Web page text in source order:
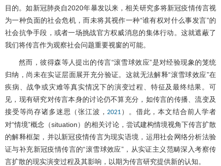
目的。如新冠肺炎自2020年暴发以来，相关研究多将新冠疫情传言视
为一种负面的社会危机，而未将其视作一种“谁有权对什么事发言”的
社会抗争手段，或者一场挑战官方权威消息的集体行动。这就遮蔽了
我们将传言作为观察社会问题重要视窗的可能。
然而，彼得森等人提出的传言“滚雪球效应”是对经验现象的笼统
归纳，尚未在实证层面展开充分验证。这就无法解释“滚雪球效应”在
疾病、战争或灾难等真实情况下的演变过程、特征及最终结果。可
见，现有研究对传言本身的讨论仍不算充分，如传言的传播、流变及
接受等尚存诸多迷思（张江波， 2021 ）。借此，本文结合前人学者
对“情境”概念（situation）的相关讨论，尝试建构情境视角下传言扩散
的解释框架，并以新冠疫情传言为现实语境，运用社会网络分析法验
证与补充新冠疫情传言的“滚雪球效应”，从实证主义范畴深入考察传
言扩散的现实演变过程及其影响，以期为传言研究提供新的认知。